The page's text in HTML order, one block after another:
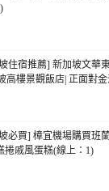
住宿推薦] 新加坡文華
高樓景觀飯店| 正面對
必買] 樟宜機場購買班
捲戚風蛋糕(線上：1)